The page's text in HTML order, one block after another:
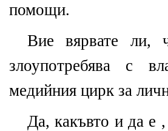
помощи.
Вие вярвате ли,
злоупотребява с
медийния цирк за
Да, какъвто и да е